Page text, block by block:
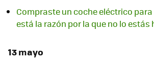
Compraste un coche eléctrico
está la razón por la que no lo estás
13 mayo